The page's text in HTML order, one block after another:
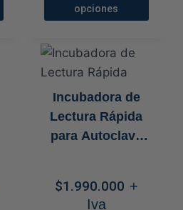
opciones
producto
tiene
variantes.
Las
opciones
pueden
elegir
Incubadora de
Lectura Rápida
para Autoclave
$1.990.000 +
Iva